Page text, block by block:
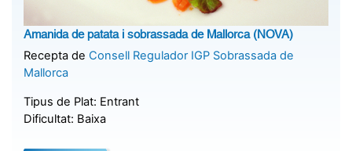
Amanida de patata i sobrassada de Mallorca (NOVA)
Recepta de Consell Regulador IGP Sobrassada de
Mallorca
Tipus de Plat: Entrant
Dificultat: Baixa